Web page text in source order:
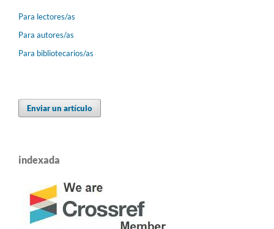
Para lectores/as
Para autores/as
Para bibliotecarios/as
Enviar un artículo
indexada